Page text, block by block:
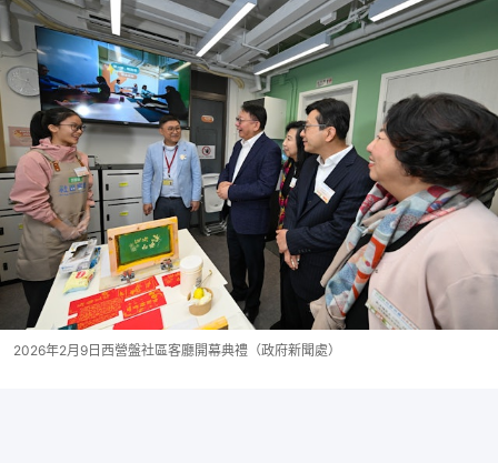
2026年2月9日西營盤社區客廳開幕典禮（政府新聞處）